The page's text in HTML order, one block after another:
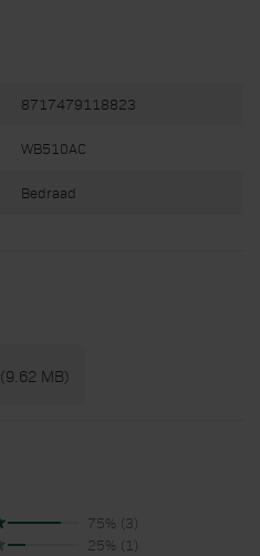
8717479118823
WB510AC
Bedraad
(9.62 MB)
75% (3)
25% (1)